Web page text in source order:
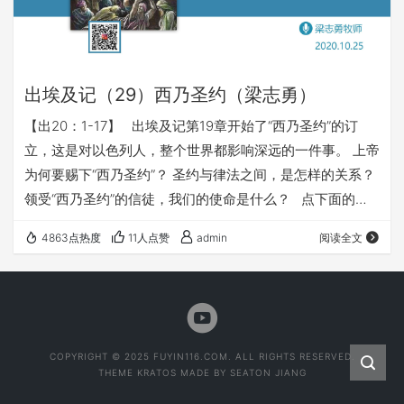
出埃及记（29）西乃圣约（梁志勇）
【出20：1-17】 出埃及记第19章开始了“西乃圣约”的订
立，这是对以色列人，整个世界都影响深远的一件事。 上帝
为何要赐下“西乃圣约”？ 圣约与律法之间，是怎样的关系？
领受“西乃圣约”的信徒，我们的使命是什么？ 点下面的小
谢你赐给我们《出埃及记》的真理，你的真理能使人得自
由，你的真理也能使我们成圣。 求主祝福我们每一个听众，
约”的信息中，重新认识圣约的重要真理，…
4863点热度 11人点赞 admin 阅读全文
COPYRIGHT © 2025 FUYIN116.COM. ALL RIGHTS RESERVED.
THEME KRATOS MADE BY SEATON JIANG